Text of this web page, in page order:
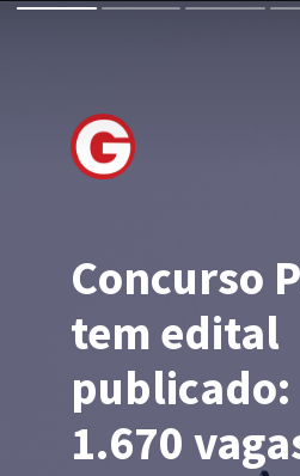
Concurso
tem edital
publicado:
1.670